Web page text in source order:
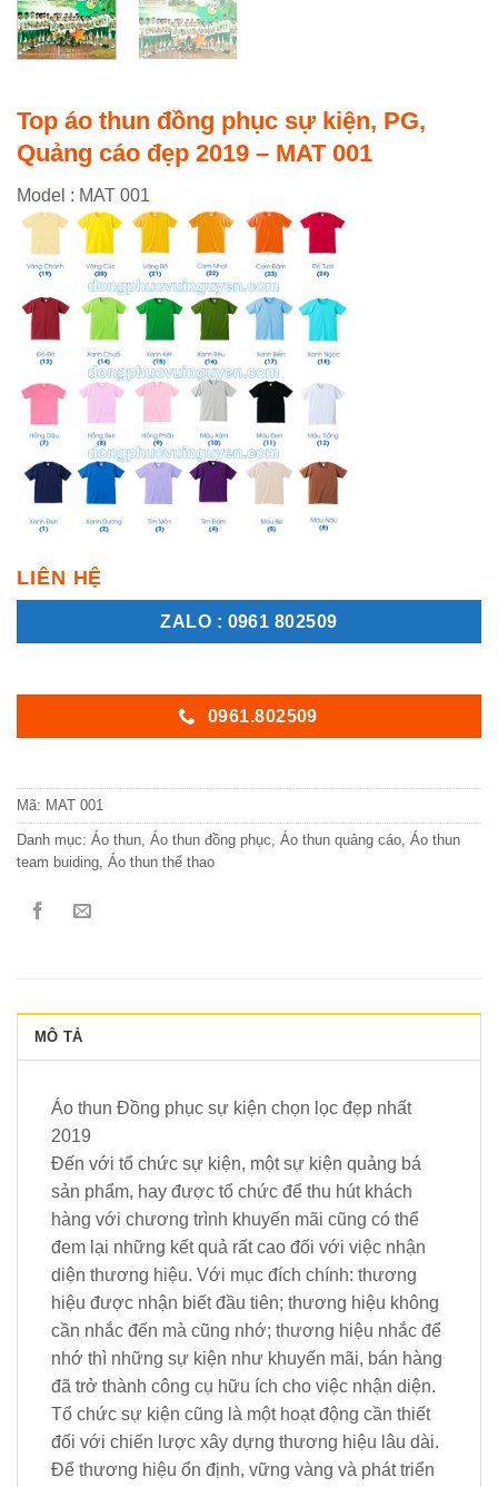
Top áo thun đồng phục sự kiện, PG,
Quảng cáo đẹp 2019 – MAT 001
Model : MAT 001
LIÊN HỆ
ZALO : 0961 802509
0961.802509
Mã: MAT 001
Danh mục: Áo thun, Áo thun đồng phục, Áo thun quảng cáo, Áo thun
team buiding, Áo thun thể thao
MÔ TẢ
Áo thun Đồng phục sự kiện chọn lọc đẹp nhất
2019
Đến với tổ chức sự kiện, một sự kiện quảng bá
sản phẩm, hay được tổ chức để thu hút khách
hàng với chương trình khuyến mãi cũng có thể
đem lại những kết quả rất cao đối với việc nhận
diện thương hiệu. Với mục đích chính: thương
hiệu được nhận biết đầu tiên; thương hiệu không
cần nhắc đến mà cũng nhớ; thương hiệu nhắc để
nhớ thì những sự kiện như khuyến mãi, bán hàng
đã trở thành công cụ hữu ích cho việc nhận diện.
Tổ chức sự kiện cũng là một hoạt động cần thiết
đối với chiến lược xây dựng thương hiệu lâu dài.
Để thương hiệu ổn định, vững vàng và phát triển